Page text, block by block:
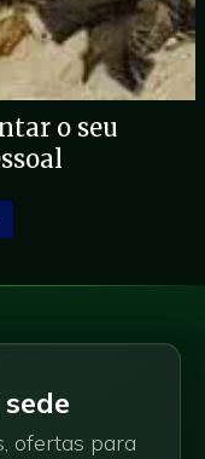
o seu
ofertas para